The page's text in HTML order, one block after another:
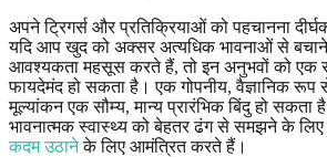
अपने ट्रिगर्स और प्रतिक्रियाओं को पहचानना
यदि आप खुद को अक्सर अत्यधिक भावनाओं से बचाने
आवश्यकता महसूस करते हैं, तो इन अनुभवों को एक
फायदेमंद हो सकता है। एक गोपनीय, वैज्ञानिक रूप
मूल्यांकन एक सौम्य, मान्य प्रारंभिक बिंदु हो
भावनात्मक स्वास्थ्य को बेहतर ढंग से समझने के लिए
कदम उठानेके लिए आमंत्रित करते हैं।